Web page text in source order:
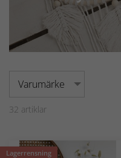
Varumärke
32 artiklar
Lagerrensning